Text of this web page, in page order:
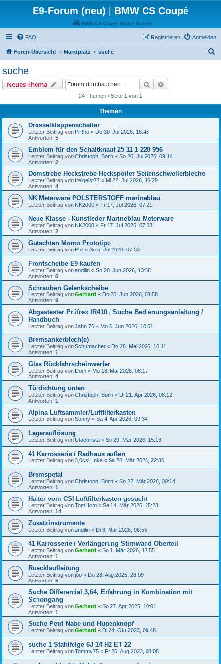
E9-Forum (neu) | BMW CS Coupé
BMW CS Coupe Bilder Galerie
FAQ Anmelden
Registrieren
Foren-Übersicht Marktplatz suche
suche
Neues Thema Suche
24 Themen • Seite 1 von 1
Themen
Drosselklappenschalter
Letzter Beitrag von PiRho « Do 30. Jul 2026, 18:46
Antworten: 5
Emblem für den Schaltknauf 25 11 1 220 956
Letzter Beitrag von Christoph, Bonn « So 26. Jul 2026, 09:14
Antworten: 2
Domstrebe Heckstrebe Heckspoiler Seitenschwellerbleche
Letzter Beitrag von freigeist77 « Mi 22. Jul 2026, 16:29
Antworten: 4
NK Meterware POLSTERSTOFF marineblau
Letzter Beitrag von NK2000 « Fr 17. Jul 2026, 07:21
Neue Klasse - Kunstleder Marineblau Meterware
Letzter Beitrag von NK2000 « Fr 17. Jul 2026, 07:03
Antworten: 2
Gutachten Momo Prototipo
Letzter Beitrag von Phil « So 5. Jul 2026, 07:53
Frontscheibe E9 kaufen
Letzter Beitrag von andilin « So 28. Jun 2026, 13:58
Antworten: 5
Schrauben Gelenkscheibe
Letzter Beitrag von Gerhard « Do 25. Jun 2026, 08:58
Antworten: 9
Abgastester Prüfrex IR410 / Suche Bedienungsanleitung /
Handbuch
Letzter Beitrag von Jahn 76 « Mo 8. Jun 2026, 10:51
Bremsankerblech(e)
Letzter Beitrag von Schumacher « Do 28. Mai 2026, 10:11
Antworten: 1
Glas Rückfahrscheinwerfer
Letzter Beitrag von Dom « Mo 18. Mai 2026, 08:17
Antworten: 4
Türdichtung unten
Letzter Beitrag von Christoph, Bonn « Di 21. Apr 2026, 08:12
Antworten: 1
Alpina Luftsammler/Luftfilterkasten
Letzter Beitrag von Sonny « Sa 4. Apr 2026, 09:34
Lagerauflösung
Letzter Beitrag von Utachrista « So 29. Mär 2026, 15:13
41 Karrosserie / Radhaus außen
Letzter Beitrag von 3,0csi_Inka « Sa 28. Mär 2026, 22:36
Bremspetal
Letzter Beitrag von Christoph, Bonn « So 22. Mär 2026, 00:14
Antworten: 1
Halter vom CSI Luftfilterkasten gesucht
Letzter Beitrag von TomHom « Sa 14. Mär 2026, 15:23
Antworten: 14
Zusatzinstrumente
Letzter Beitrag von andilin « Di 3. Mär 2026, 08:55
41 Karrosserie / Verlängerung Stirnwand Oberteil
Letzter Beitrag von Gerhard « So 1. Mär 2026, 17:55
Antworten: 1
Ruecklaufleitung
Letzter Beitrag von joo « Do 28. Aug 2025, 23:09
Antworten: 5
Suche Differential 3,64, Erfahrung in Kombination mit
Schongang
Letzter Beitrag von Gerhard « So 27. Apr 2025, 10:01
Antworten: 1
Suche Petri Nabe und Hupenknopf
Letzter Beitrag von Gerhard « Di 24. Okt 2023, 09:48
suche 1 Stahlfelge 6J 14 H2 ET 22
Letzter Beitrag von Tommy75 « Fr 25. Aug 2023, 08:08